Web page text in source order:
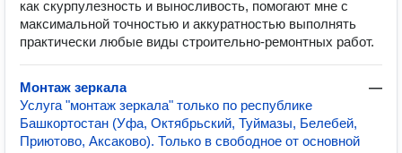
как скурпулезность и выносливость, помогают мне с
максимальной точностью и аккуратностью выполнять
практически любые виды строительно-ремонтных работ.
Монтаж зеркала
—
Услуга "монтаж зеркала" только по республике
Башкортостан (Уфа, Октябрьский, Туймазы, Белебей,
Приютово, Аксаково). Только в свободное от основной